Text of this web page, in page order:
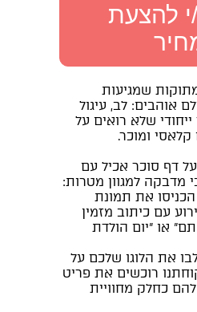
להצעת
שמגיעות
אוהבים: לב, עיגול
שלא רואים על
ומוכר.
דף סוכר אכיל עם
מדבקה למגוון מטרות:
את תמונת
עם כיתוב מזמין
או "יום הולדת
את הלוגו שלכם על
רוכשים את פריט
כחלק מחוויית